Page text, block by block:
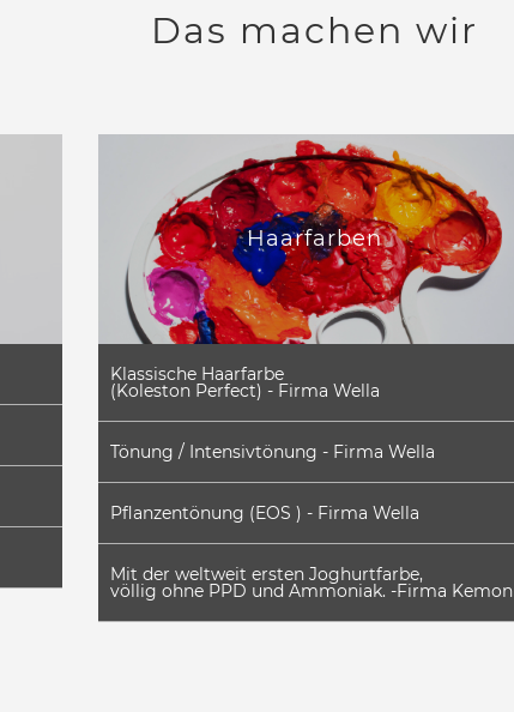
Das machen wir
Haarfarben
Klassische Haarfarbe
(Koleston Perfect) - Firma Wella
Tönung / Intensivtönung - Firma Wella
Pflanzentönung (EOS ) - Firma Wella
Mit der weltweit ersten Joghurtfarbe,
völlig ohne PPD und Ammoniak. -Firma Kemon